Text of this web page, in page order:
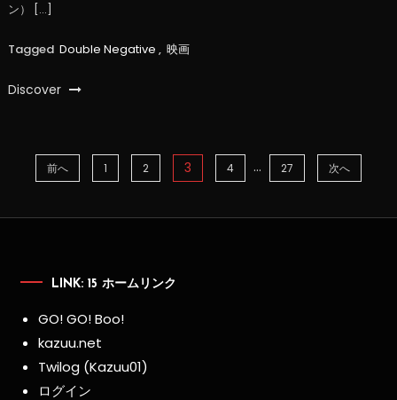
ン） […]
Tagged Double Negative , 映画
Discover
稿
ジ
前へ 1 2 3 4 … 27 次へ
LINK: 15 ホームリンク
GO! GO! Boo!
kazuu.net
Twilog (Kazuu01)
ログイン